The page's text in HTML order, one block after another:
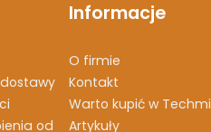
od
Informacje
O firmie
Kontakt
Warto kupić w
Artykuły